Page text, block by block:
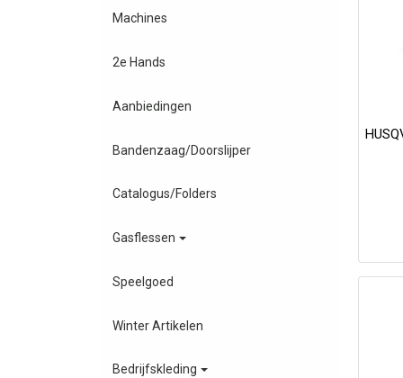
Machines
2e Hands
Aanbiedingen
Bandenzaag/Doorslijper
Catalogus/Folders
Gasflessen
Speelgoed
Winter Artikelen
Bedrijfskleding